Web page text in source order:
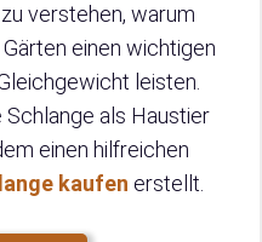
verstehen, warum
einen wichtigen
leisten.
Schlange als Haustier
einen hilfreichen
kaufen erstellt.